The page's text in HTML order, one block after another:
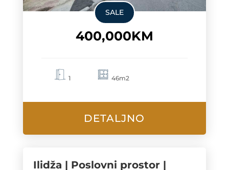
SALE
400,000KM
1 46m2
DETALJNO
Ilidža | Poslovni prostor |